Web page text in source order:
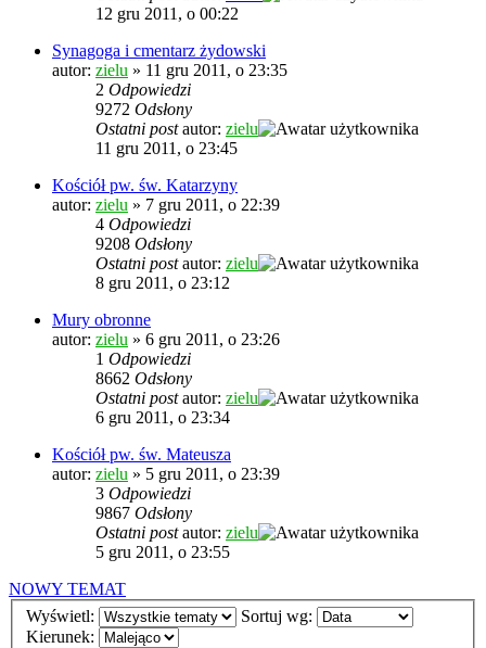
12 gru 2011, o 00:22
Synagoga i cmentarz żydowski
autor: zielu » 11 gru 2011, o 23:35
2 Odpowiedzi
9272 Odsłony
Ostatni postautor: zielu
11 gru 2011, o 23:45
Kościół pw. św. Katarzyny
autor: zielu » 7 gru 2011, o 22:39
4 Odpowiedzi
9208 Odsłony
Ostatni postautor: zielu
8 gru 2011, o 23:12
Mury obronne
autor: zielu » 6 gru 2011, o 23:26
1 Odpowiedzi
8662 Odsłony
Ostatni postautor: zielu
6 gru 2011, o 23:34
Kościół pw. św. Mateusza
autor: zielu » 5 gru 2011, o 23:39
3 Odpowiedzi
9867 Odsłony
Ostatni postautor: zielu
5 gru 2011, o 23:55
NOWY TEMAT
Wyświetl:
Sortuj wg:
Kierunek: